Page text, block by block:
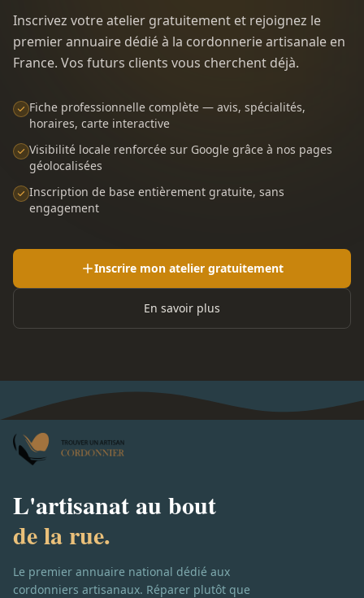
Inscrivez votre atelier gratuitement et rejoignez le
premier annuaire dédié à la cordonnerie artisanale en
France. Vos futurs clients vous cherchent déjà.
Fiche professionnelle complète — avis, spécialités,
horaires, carte interactive
Visibilité locale renforcée sur Google grâce à nos pages
géolocalisées
Inscription de base entièrement gratuite, sans
engagement
Inscrire mon atelier gratuitement
En savoir plus
L'artisanat au bout
de la rue.
Le premier annuaire national dédié aux
cordonniers artisanaux. Réparer plutôt que